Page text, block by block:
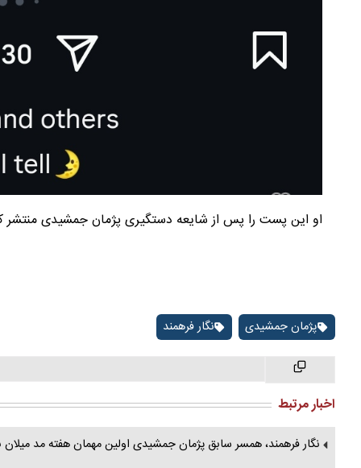
او این پست را پس از شایعه دستگیری پژمان جمشیدی
پژمان جمشیدی نگار فرهمند
اخبار مرتبط
نگار فرهمند، همسر سابق پژمان جمشیدی اولین مهمان هفته مد میلان